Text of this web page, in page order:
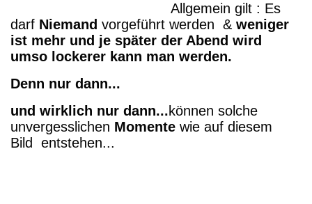
Allgemein gilt : Es
darf Niemand vorgeführt werden & weniger
ist mehr und je später der Abend wird
umso lockerer kann man werden.
Denn nur dann...
und wirklich nur dann...können solche
unvergesslichen Momente wie auf diesem
Bild entstehen...